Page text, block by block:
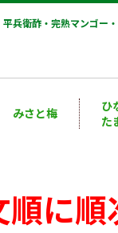
兵衛酢・完熟マンゴー
みさと梅
ひ
た
順に